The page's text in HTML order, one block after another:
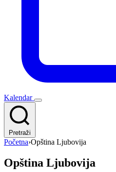
Kalendar
Pretraži
Početna›Opština Ljubovija
Opština Ljubovija